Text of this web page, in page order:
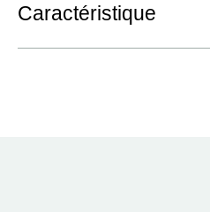
Caractéristique